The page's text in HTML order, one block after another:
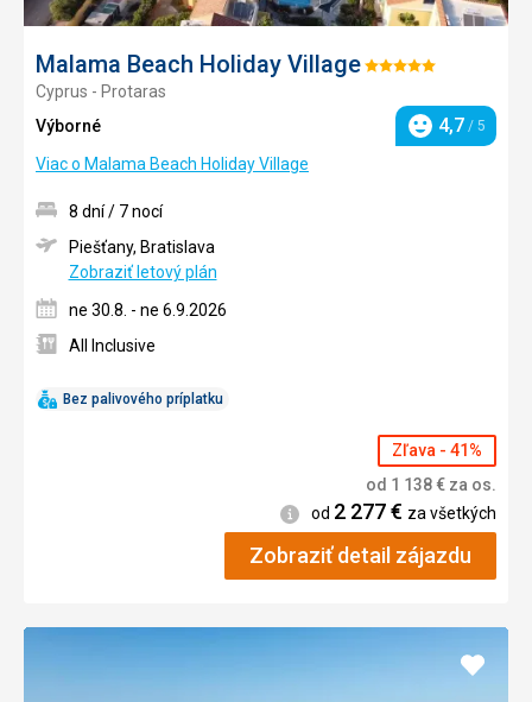
Malama Beach Holiday VillageHodnotenie:
Cyprus - Protaras
Výborné
Hodnotenie
4,7 / 5
Viac o Malama Beach Holiday Village
Bez palivového príplatku
8 dní / 7 nocí
Piešťany, Bratislava
Zobraziť letový plán
ne 30.8. - ne 6.9.2026
All Inclusive
Zľava - 41%
od 1 138€ za os.
Informácie
od 2 277€ za všetkých
Zobraziť detail zájazdu
Pridať